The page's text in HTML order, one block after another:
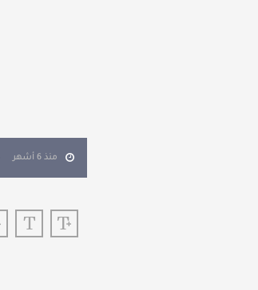
منذ 6 أشهر